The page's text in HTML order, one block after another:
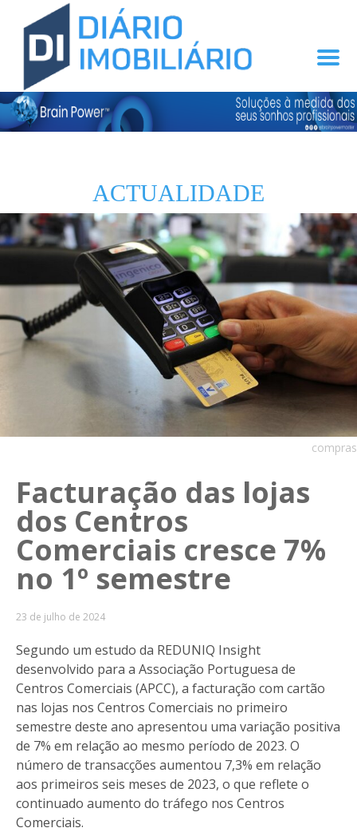
ACTUALIDADE
compras
Facturação das lojas
dos Centros
Comerciais cresce 7%
no 1º semestre
23 de julho de 2024
Segundo um estudo da REDUNIQ Insight
desenvolvido para a Associação Portuguesa de
Centros Comerciais (APCC), a facturação com cartão
nas lojas nos Centros Comerciais no primeiro
semestre deste ano apresentou uma variação positiva
de 7% em relação ao mesmo período de 2023. O
número de transacções aumentou 7,3% em relação
aos primeiros seis meses de 2023, o que reflete o
continuado aumento do tráfego nos Centros
Comerciais.